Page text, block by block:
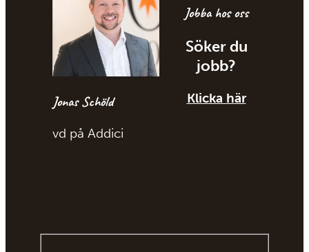
Jonas Schöld
vd på Addici
Jobba hos oss
Söker du
jobb?
Klicka här